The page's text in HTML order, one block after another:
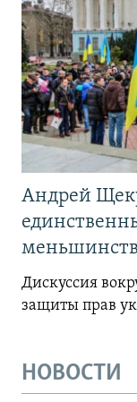
Андрей
Дискуссия
защиты прав
НОВОСТИ